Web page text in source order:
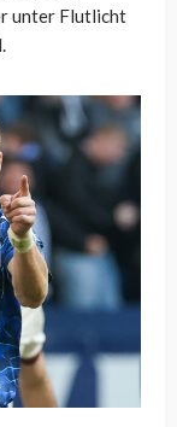
unter Flutlicht